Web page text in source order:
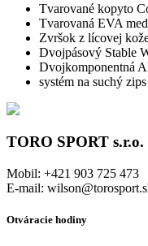
Tvarované kopyto
Tvarovaná EVA
Zvršok z lícovej
Dvojpásový Stable
Dvojkomponentná
systém na suchý zips
TORO SPORT s.r.o.
Mobil: +421 903 725 473
E-mail:
Otváracie hodiny